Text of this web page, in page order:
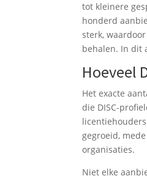
tot kleinere
honderd
sterk,
behalen. In dit
Hoeveel
Het exacte
die DISC-
gegroeid,
organisaties.
Niet elke